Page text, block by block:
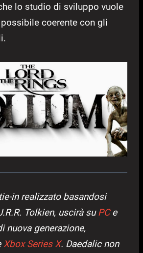
lo studio di sviluppo vuole
coerente con gli
in realizzato basandosi
Tolkien, uscirà suPCe
nuova generazione,
Xbox Series X. Daedalic non